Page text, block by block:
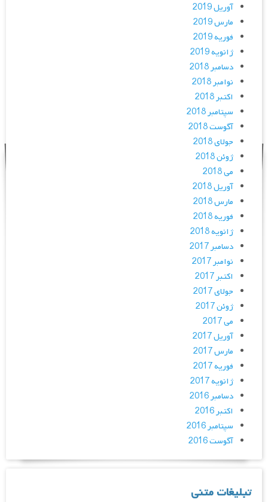
آوریل 2019
مارس 2019
فوریه 2019
ژانویه 2019
دسامبر 2018
نوامبر 2018
اکتبر 2018
سپتامبر 2018
آگوست 2018
جولای 2018
ژوئن 2018
می 2018
آوریل 2018
مارس 2018
فوریه 2018
ژانویه 2018
دسامبر 2017
نوامبر 2017
اکتبر 2017
جولای 2017
ژوئن 2017
می 2017
آوریل 2017
مارس 2017
فوریه 2017
ژانویه 2017
دسامبر 2016
اکتبر 2016
سپتامبر 2016
آگوست 2016
تبلیغات متنی